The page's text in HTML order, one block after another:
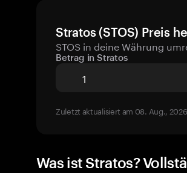
Stratos (STOS) Preis
STOS in deine Währung
Betrag in Stratos
Zuletzt aktualisiert am 08. Aug.,
Was ist Stratos?